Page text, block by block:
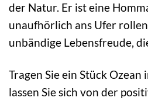
der Natur. Er ist eine
unaufhörlich ans Ufer
unbändige Lebensfreude,
Tragen Sie ein Stück Ozean
lassen Sie sich von der